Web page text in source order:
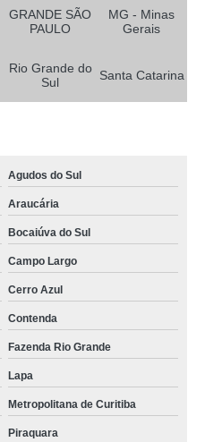
do Sul
de Parnaíba
GRANDE SÃO
PAULO
MG - Minas
Gerais
Rio Grande do
Sul
Santa Catarina
Agudos do Sul
Araucária
Bocaiúva do Sul
Campo Largo
Cerro Azul
Contenda
Fazenda Rio Grande
Lapa
Metropolitana de Curitiba
Piraquara